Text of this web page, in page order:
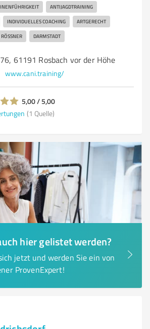
ANTIJAGDTRAINING
INDIVIDUELLES COACHING ARTGERECHT
DARMSTADT
61191 Rosbach vor der Höhe
www.cani.training/
5,00 / 5,00
(1 Quelle)
hier gelistet werden?
jetzt und werden Sie ein von
ProvenExpert!